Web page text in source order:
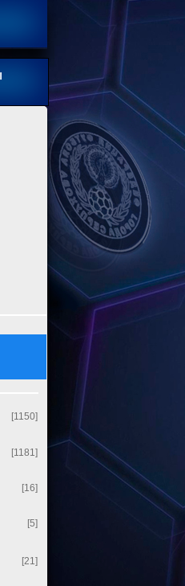
[1150]
[1181]
[16]
[5]
[21]